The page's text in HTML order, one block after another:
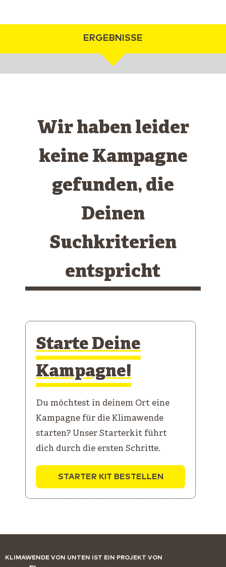
ERGEBNISSE
Wir haben leider
keine Kampagne
gefunden, die
Deinen
Suchkriterien
entspricht
Starte Deine
Kampagne!
Du möchtest in deinem Ort eine
Kampagne für die Klimawende
starten? Unser Starterkit führt
dich durch die ersten Schritte.
STARTER KIT BESTELLEN
KLIMAWENDE VON UNTEN IST EIN PROJEKT VON